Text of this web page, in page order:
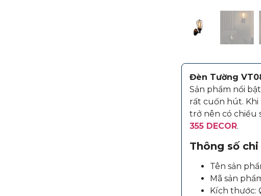
Đèn Tường
Sản phẩm nổi
rất cuốn hút.
trở nên có chiều
355 DECOR.
Thông số
Tên sản
Mã sản
Kích thước: